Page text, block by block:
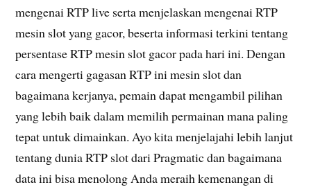
mengenai RTP live serta menjelaskan mengenai RTP
mesin slot yang gacor, beserta informasi terkini tentang
persentase RTP mesin slot gacor pada hari ini. Dengan
cara mengerti gagasan RTP ini mesin slot dan
bagaimana kerjanya, pemain dapat mengambil pilihan
yang lebih baik dalam memilih permainan mana paling
tepat untuk dimainkan. Ayo kita menjelajahi lebih lanjut
tentang dunia RTP slot dari Pragmatic dan bagaimana
data ini bisa menolong Anda meraih kemenangan di